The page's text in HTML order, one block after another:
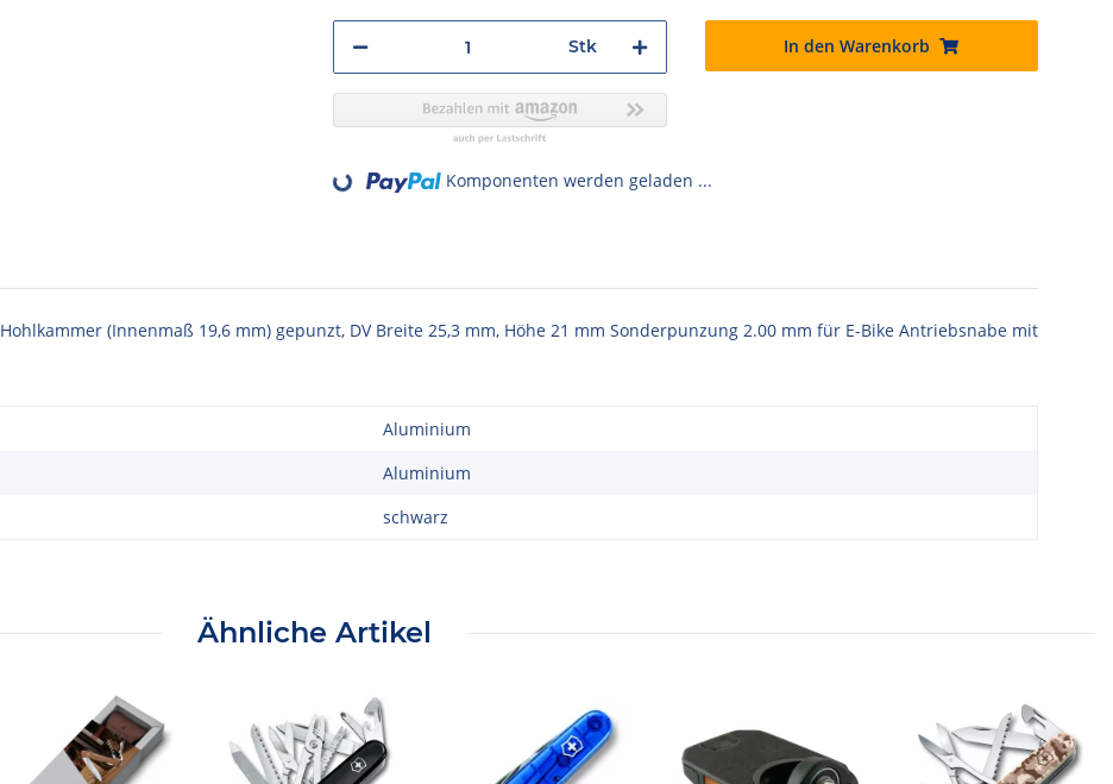
Stk In den Warenkorb
Loading... Komponenten werden geladen ...
(Innenmaß 19,6 mm) gepunzt, DV Breite 25,3 mm, Höhe 21 mm Sonderpunzung 2.00 mm für E-Bike Antriebsnabe mit
Aluminium
Aluminium
schwarz
Ähnliche Artikel